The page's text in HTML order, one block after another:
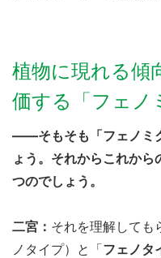
植物に現れる傾
価する「フェノ
――そもそも「フェノミ
ょう。それからこれか
つのでしょう。
二宮： それを理解しても
ノタイプ）と「フェノタ